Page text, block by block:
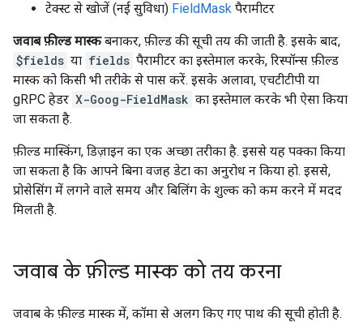
टेक्स्ट से खोजें (नई सुविधा) FieldMask पैरामीटर
जवाब फ़ील्ड मास्कबनाकर, फ़ील्ड की सूची तय की जाती है. इसके बाद,
$fields या fields पैरामीटर का इस्तेमाल करके, रिस्पॉन्स फ़ील्ड
मास्क को किसी भी तरीके से पास करें. इसके अलावा, एचटीटीपी या
gRPC हेडर X-Goog-FieldMask का इस्तेमाल करके भी ऐसा किया
जा सकता है.
फ़ील्ड मास्किंग, डिज़ाइन का एक अच्छा तरीका है. इससे यह पक्का किया
जा सकता है कि आपने बिना वजह डेटा का अनुरोध न किया हो. इससे,
प्रोसेसिंग में लगने वाले समय और बिलिंग के शुल्क को कम करने में मदद
मिलती है.
जवाब के फ़ील्ड मास्क को तय करना
जवाब के फ़ील्ड मास्क में, कॉमा से अलग किए गए पाथ की सूची होती है.